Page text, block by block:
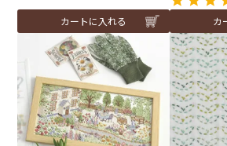
カートに入れる カ